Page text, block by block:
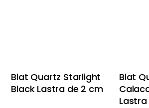
Blat Quartz Starlight
Black Lastra de 2 cm
Blat